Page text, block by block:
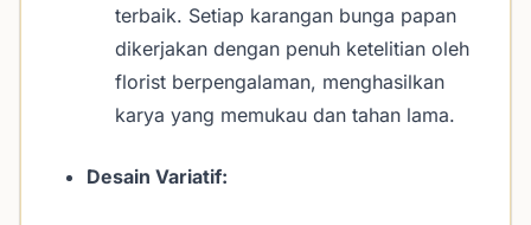
terbaik. Setiap karangan bunga papan
dikerjakan dengan penuh ketelitian oleh
florist berpengalaman, menghasilkan
karya yang memukau dan tahan lama.
Desain Variatif: